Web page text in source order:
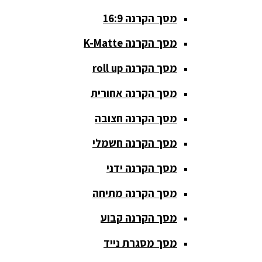
סאבים
וחצובות
ערכת קריוקי
שקטות
מערכות
הגברה
פלטות DJ
קונטרולים
מסך הקרנה 16:9
מסך הקרנה K-Matte
מסך הקרנה roll up
מסך הקרנה אחורית
מסך הקרנה חצובה
מסך הקרנה חשמלי
מסך הקרנה ידני
מסך הקרנה מתיחה
מסך הקרנה קבוע
מסך מסגרת נייד